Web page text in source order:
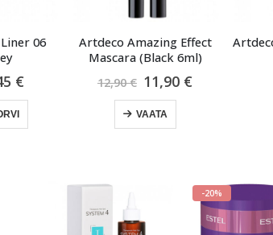
Effect
6ml)
Algne
hind
oli:
12,90 €.
11,90 Praegune
VAATA
Artdeco Eye Brow Pencil 1
Black
5,90 €
VAATA
-20%